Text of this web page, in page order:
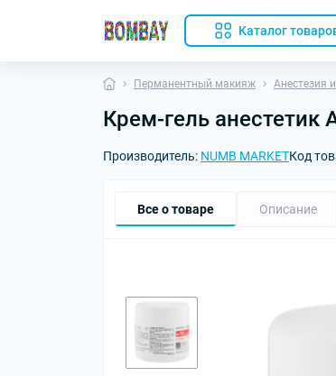
Каталог
Перманентный макияж Анестезия
Крем-гель анестетик
Производитель: NUMB MARKETКод
Все о товаре Описание